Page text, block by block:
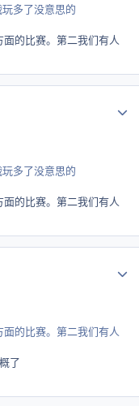
多了没意思的
的比赛。第二我们有人
多了没意思的
的比赛。第二我们有人
的比赛。第二我们有人
了